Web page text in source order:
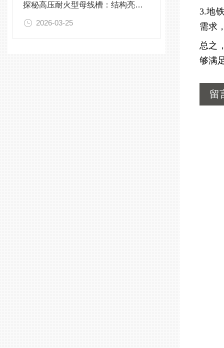
探秘高压耐火型母线槽：结构亮点与实用效能
2026-03-25
3.地
需求
总之
够满
留